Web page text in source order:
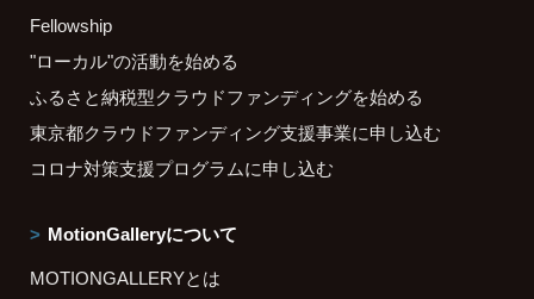
Fellowship
"ローカル"の活動を始める
ふるさと納税型クラウドファンディングを始める
東京都クラウドファンディング支援事業に申し込む
コロナ対策支援プログラムに申し込む
MotionGalleryについて
MOTIONGALLERYとは